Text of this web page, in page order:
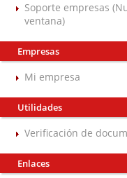
Soporte empresas
ventana)
Empresas
Mi empresa
Utilidades
Verificación de
Enlaces